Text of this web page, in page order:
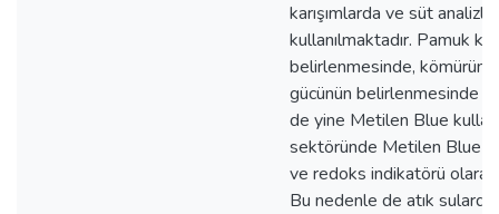
karışımlarda ve süt
kullanılmaktadır. Pamuk
belirlenmesinde, kömürün
gücünün belirlenmesinde
de yine Metilen Blue
sektöründe Metilen Blue
ve redoks indikatörü olarak
Bu nedenle de atık